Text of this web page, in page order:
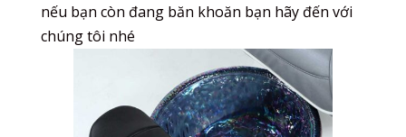
nếu bạn còn đang băn khoăn bạn hãy đến với
chúng tôi nhé